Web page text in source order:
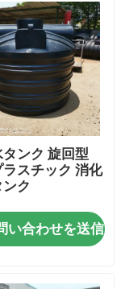
ンク 旋回型
スチック 消化
ク
い合わせを送信